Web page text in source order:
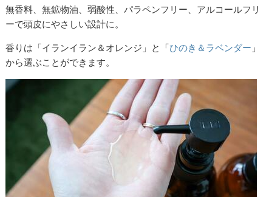
無香料、無鉱物油、弱酸性、パラペンフリー、アルコールフリ
ーで頭皮にやさしい設計に。
香りは「イランイラン＆オレンジ」と「ひのき＆ラベンダー 」
から選ぶことができます。